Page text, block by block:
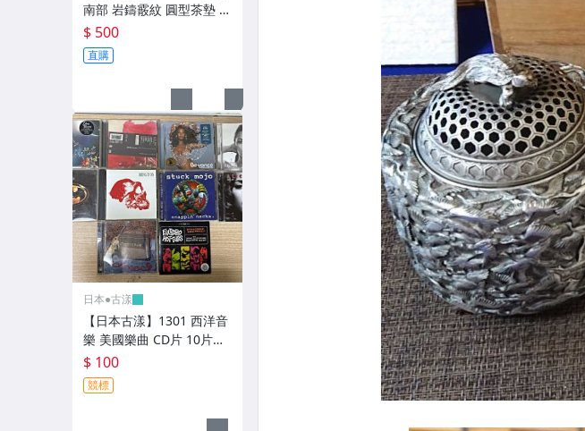
。日本香蘭社。
。三枝惣太郎作品。
。日本進口杯盤組。
。日本額装縁起物。
。日本玻璃製品。
。皇家哥本哈根。
。LP唱片-日本音樂。
。LP唱片-西洋音樂。
南部 岩鑄霰紋 圓型茶墊 直
徑約9.8cm 高約1.6cm
$ 500
直購
日本●古漾
【日本古漾】1301 西洋音
樂 美國樂曲 CD片 10片組
歡迎問與答詢問喔
$ 100
競標